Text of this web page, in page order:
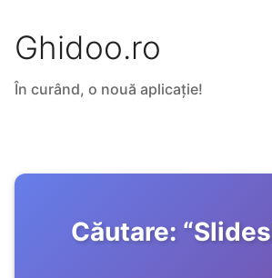
Ghidoo.ro
În curând, o nouă aplicație!
Căutare: “